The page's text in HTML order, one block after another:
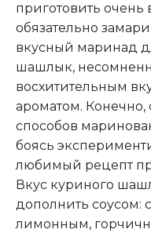
приготовить очень
обязательно
вкусный маринад
шашлык,
восхитительным
ароматом. Конечно,
способов
боясь
любимый рецепт
Вкус куриного
дополнить соусом:
лимонным,